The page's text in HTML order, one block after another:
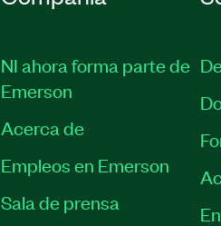
NI ahora forma parte de
Emerson
Acerca de
Empleos en Emerson
Sala de prensa